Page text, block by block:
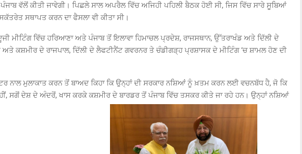
ਵੱਲੋਂ ਕੀਤੀ ਜਾਵੇਗੀ। ਪਿਛਲੇ ਸਾਲ ਅਪਰੈਲ ਵਿੱਚ ਅਜਿਹੀ ਪਹਿਲੀ ਬੈਠਕ ਹੋਈ ਸੀ, ਜਿਸ ਵਿੱਚ ਸਾਰੇ ਸੂਬਿਆਂ
ਸਥਾਪਤ ਕਰਨ ਦਾ ਫੈਸਲਾ ਵੀ ਕੀਤਾ ਸੀ।
ਮੀਟਿੰਗ ਵਿੱਚ ਹਰਿਆਣਾ ਅਤੇ ਪੰਜਾਬ ਤੋਂ ਇਲਾਵਾ ਹਿਮਾਚਲ ਪ੍ਰਦੇਸ਼, ਰਾਜਸਥਾਨ, ਉੱਤਰਾਖੰਡ ਅਤੇ ਦਿੱਲੀ ਦੇ
ਅਤੇ ਕਸ਼ਮੀਰ ਦੇ ਰਾਜਪਾਲ, ਦਿੱਲੀ ਦੇ ਲੈਫਟੀਨੈਂਟ ਗਵਰਨਰ ਤੇ ਚੰਡੀਗੜ੍ਹ ਪ੍ਰਸ਼ਾਸਕ ਦੇ ਮੀਟਿੰਗ ‘ਚ ਸ਼ਾਮਲ ਹੋਣ ਦੀ
ਨਾਲ ਮੁਲਾਕਾਤ ਕਰਨ ਤੋਂ ਬਾਅਦ ਕਿਹਾ ਕਿ ਉਨ੍ਹਾਂ ਦੀ ਸਰਕਾਰ ਨਸ਼ਿਆਂ ਨੂੰ ਖ਼ਤਮ ਕਰਨ ਲਈ ਵਚਨਬੱਧ ਹੈ, ਜੋ ਕਿ
ਸਗੋਂ ਦੇਸ਼ ਦੇ ਅੰਦਰੋਂ, ਖਾਸ ਕਰਕੇ ਕਸ਼ਮੀਰ ਦੇ ਬਾਰਡਰ ਤੋਂ ਪੰਜਾਬ ਵਿੱਚ ਤਸਕਰ ਕੀਤੇ ਜਾ ਰਹੇ ਹਨ। ਉਨ੍ਹਾਂ ਨਸ਼ਿਆਂ